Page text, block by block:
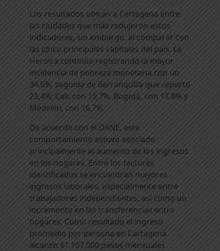
Los resultados ubican a Cartagena entre
las ciudades que más redujeron estos
indicadores, sin embargo, al comparar con
las cinco principales capitales del país, La
Heroica continúa registrando la mayor
incidencia de pobreza monetaria con un
34,6%, seguida de Barranquilla que reportó
23,4%; Cali, con 19,7%, Bogotá, con 17,8% y
Medellín, con 16,7%.
De acuerdo con el DANE, este
comportamiento estuvo asociado
principalmente al aumento de los ingresos
en los hogares. Entre los factores
identificados se encuentran mayores
ingresos laborales, especialmente entre
trabajadores independientes, así como un
incremento en las transferencias entre
hogares. Como resultado el ingreso
promedio por persona en Cartagena
alcanzo $1.107.000 pesos mensuales.